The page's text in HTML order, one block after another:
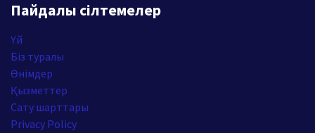
Пайдалы сілтемелер
Үй
Біз туралы
Өнімдер
Қызметтер
Сату шарттары
Privacy Policy